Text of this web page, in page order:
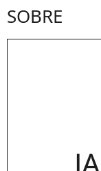
SOBRE